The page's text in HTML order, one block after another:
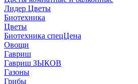
Лидер Цветы
Биотехника
Цветы
Биотехника спецЦена
Овощи
Гавриш
Гавриш ЗЫКОВ
Газоны
Грибы